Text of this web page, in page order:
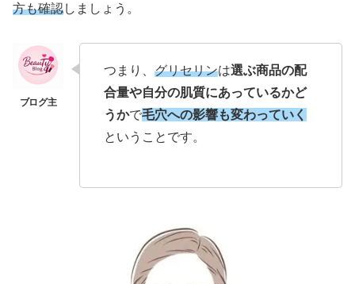
方も確認しましょう。
つまり、 グリセリンは選ぶ商品の配
合量や自分の肌質にあっているかど
うかで毛穴への影響も変わっていく
ということです。